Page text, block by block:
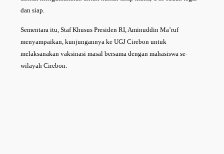
dan siap.
Sementara itu, Staf Khusus Presiden RI, Aminuddin Ma’ruf
menyampaikan, kunjungannya ke UGJ Cirebon untuk
melaksanakan vaksinasi masal bersama dengan mahasiswa se-
wilayah Cirebon.